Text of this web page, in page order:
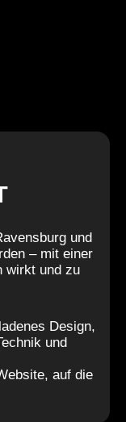
und
– mit einer
wirkt und zu
Design,
und
auf die